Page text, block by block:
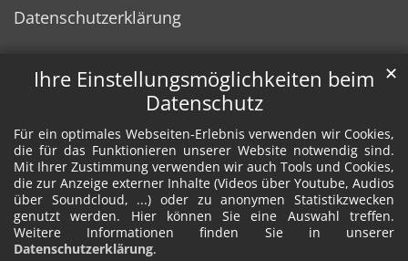
Ihre Einstellungsmöglichkeiten beim
Datenschutz
Für ein optimales Webseiten-Erlebnis verwenden wir Cookies,
die für das Funktionieren unserer Website notwendig sind.
Mit Ihrer Zustimmung verwenden wir auch Tools und Cookies,
die zur Anzeige externer Inhalte (Videos über Youtube, Audios
über Soundcloud, ...) oder zu anonymen Statistikzwecken
genutzt werden. Hier können Sie eine Auswahl treffen.
Weitere Informationen finden Sie in unserer
Datenschutzerklärung.
✕
Datenschutzerklärung